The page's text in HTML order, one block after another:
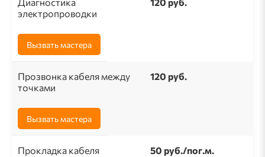
электропроводки
Вызвать мастера
Прозвонка кабеля между
точками
120 руб.
Вызвать мастера
Прокладка кабеля 50 pуб./пог.м.